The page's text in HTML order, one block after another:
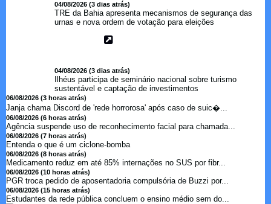
04/08/2026 (3 dias atrás)
TRE da Bahia apresenta mecanismos de segurança das
urnas e nova ordem de votação para eleições
04/08/2026 (3 dias atrás)
Ilhéus participa de seminário nacional sobre turismo
sustentável e captação de investimentos
06/08/2026 (3 horas atrás)
Janja chama Discord de 'rede horrorosa' após caso de suic�...
06/08/2026 (6 horas atrás)
Agência suspende uso de reconhecimento facial para chamada...
06/08/2026 (7 horas atrás)
Entenda o que é um ciclone-bomba
06/08/2026 (8 horas atrás)
Medicamento reduz em até 85% internações no SUS por fibr...
06/08/2026 (10 horas atrás)
PGR troca pedido de aposentadoria compulsória de Buzzi por...
06/08/2026 (15 horas atrás)
Estudantes da rede pública concluem o ensino médio sem do...